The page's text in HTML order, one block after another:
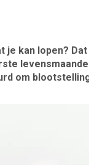
kan lopen?
om